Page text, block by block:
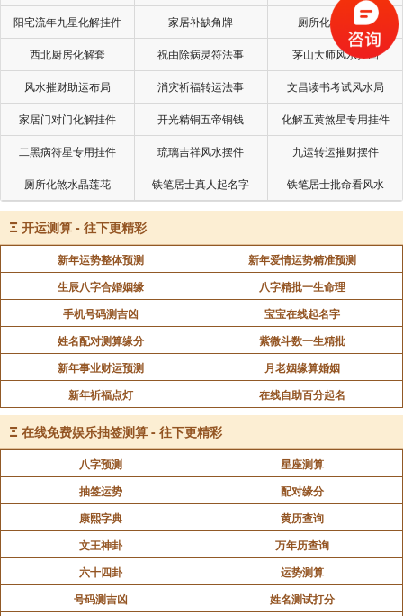
当然，老黄历最重要的是可以查出宜和忌，宜就是
可以做些什么事，当然是重大的事，忌就是不能做些什
么事。
我们日常来说，最主要就是查询搬家、入宅、新房
进宅、结婚吉日、嫁娶吉日、开业吉日和交易吉日及破
日，凶日。
搬家入宅、新房进宅是以移徙、入宅、这些吉日为
主。结婚可以选择宜结婚、嫁娶、婚姻这些日主，而开
业主要是以交易、开业、开市、纳财这些吉日为主。
历法包含我国古代哲学、天文、地理、自然生态等
诸多方面丰富的内涵，并蕴藏着人们如何顺应自然的论
述。择日学用时需旺的理论，是极为有道理，我们在生
活中，顺天而行，那有不吉的道理。
易德轩网是专业周易文化网站，我们所提供关于择
吉日的介绍，只是为了方便大家查阅到相关内容。我们
也尽可能提供更加全面资料，在你的生活中能起到一定
帮助，你对于本文所讲内容农历吉日相关内容比较满
意，请你关注易德轩网或是下载安装易德轩网APP，我
们随时提供你所需要的资料。你也可以随时查看易德轩
每天更新资料。""
阳宅流年九星化解挂件 家居补缺角牌 厕所化秽气煞套
西北厨房化解套 祝由除病灵符法事 茅山大师风水挂画
风水摧财助运布局 消灾祈福转运法事 文昌读书考试风水局
家居门对门化解挂件 开光精铜五帝铜钱 化解五黄煞星专用挂件
二黑病符星专用挂件 琉璃吉祥风水摆件 九运转运摧财摆件
厕所化煞水晶莲花 铁笔居士真人起名字 铁笔居士批命看风水
Ξ 开运测算 - 往下更精彩
新年运势整体预测
新年爱情运势精准预测
生辰八字合婚姻缘
八字精批一生命理
手机号码测吉凶
宝宝在线起名字
姓名配对测算缘分
紫微斗数一生精批
新年事业财运预测
月老姻缘算婚姻
新年祈福点灯
在线自助百分起名
Ξ 在线免费娱乐抽签测算 - 往下更精彩
八字预测
星座测算
抽签运势
配对缘分
康熙字典
黄历查询
文王神卦
万年历查询
六十四卦
运势测算
号码测吉凶
姓名测试打分